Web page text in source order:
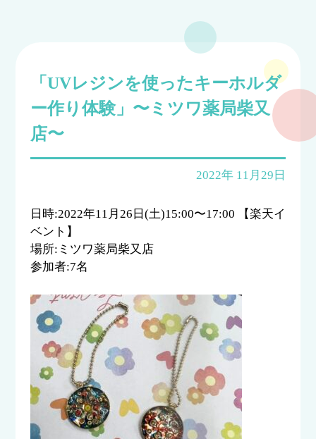
「UVレジンを使ったキーホルダ
ー作り体験」〜ミツワ薬局柴又
店〜
2022年 11月29日
日時:2022年11月26日(土)15:00〜17:00 【楽天イ
ベント】
場所:ミツワ薬局柴又店
参加者:7名